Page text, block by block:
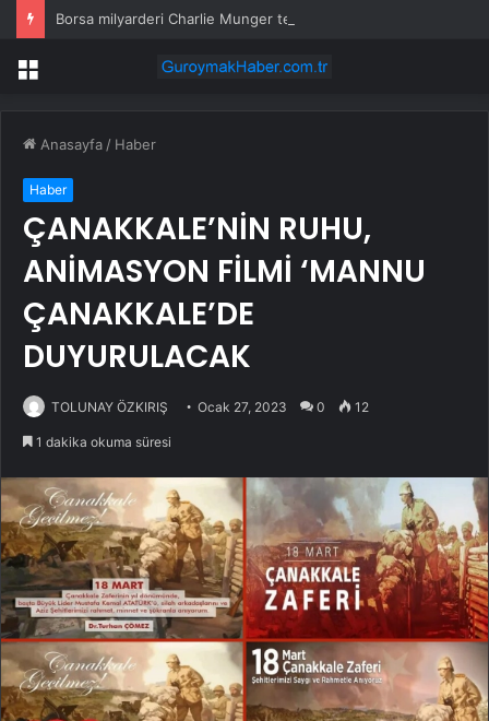
Menü
Anasayfa / Haber
Haber
ÇANAKKALE’NİN RUHU,
ANİMASYON FİLMİ ‘MANNU
ÇANAKKALE’DE
DUYURULACAK
TOLUNAY ÖZKIRIŞ Ocak 27, 2023 0 12
1 dakika okuma süresi